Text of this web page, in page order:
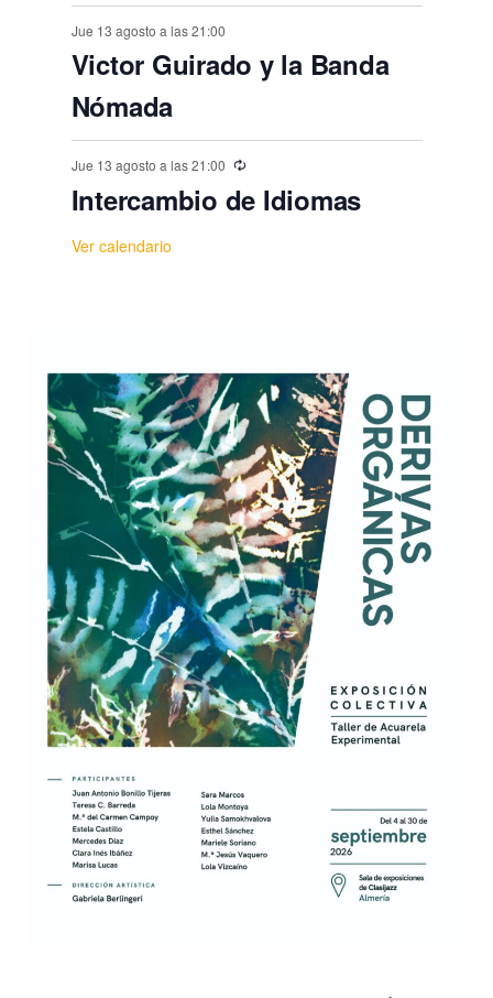
Jue 13 agosto a las 21:00
Victor Guirado y la Banda
Nómada
Jue 13 agosto a las 21:00
Intercambio de Idiomas
Ver calendario